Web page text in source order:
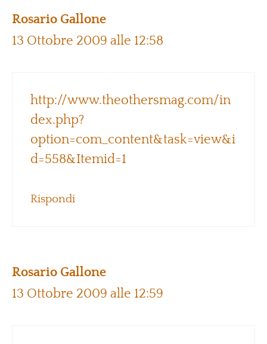
Rosario Gallone
13 Ottobre 2009 alle 12:58
http://www.theothersmag.com/in
dex.php?
option=com_content&task=view&i
d=558&Itemid=1
Rispondi
Rosario Gallone
13 Ottobre 2009 alle 12:59